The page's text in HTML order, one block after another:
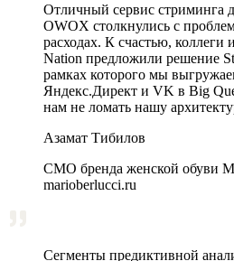
Отличный сервис стриминга
OWOX столкнулись с
расходах. К счастью, коллеги
Nation предложили решение
рамках которого мы
Яндекс.Директ и VK в Big
нам не ломать нашу
Азамат Тибилов
CMO бренда женской обуви
marioberlucci.ru
Сегменты предиктивной